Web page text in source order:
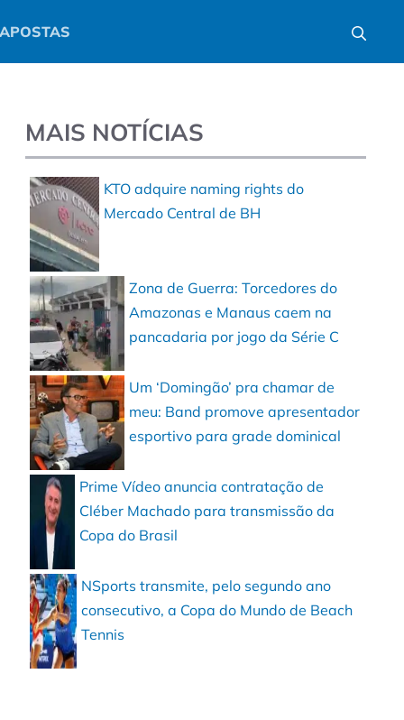
APOSTAS
MAIS NOTÍCIAS
KTO adquire naming rights do
Mercado Central de BH
Zona de Guerra: Torcedores do
Amazonas e Manaus caem na
pancadaria por jogo da Série C
Um ‘Domingão’ pra chamar de
meu: Band promove apresentador
esportivo para grade dominical
Prime Vídeo anuncia contratação de
Cléber Machado para transmissão da
Copa do Brasil
NSports transmite, pelo segundo ano
consecutivo, a Copa do Mundo de Beach
Tennis